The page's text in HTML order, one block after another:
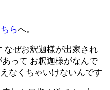
らへ。
なぜお釈迦様が出家され
って お釈迦様がなんで
なくちゃいけないんです